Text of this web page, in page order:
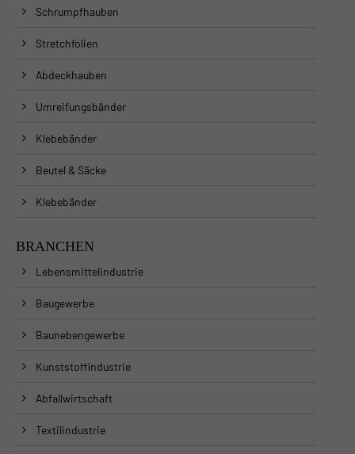
Schrumpfhauben
Stretchfolien
Abdeckhauben
Umreifungsbänder
Klebebänder
Beutel & Säcke
Klebebänder
BRANCHEN
Lebensmittelindustrie
Baugewerbe
Baunebengewerbe
Kunststoffindustrie
Abfallwirtschaft
Textilindustrie